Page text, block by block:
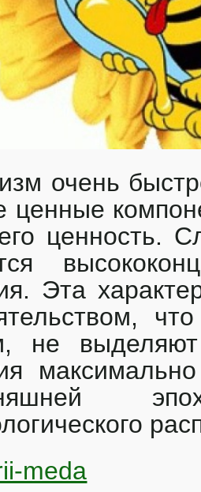
очень
ценные
ценность.
Эта
не